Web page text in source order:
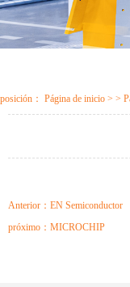
posición： Página de inicio > >
Anterior： EN Semiconductor
próximo： MICROCHIP